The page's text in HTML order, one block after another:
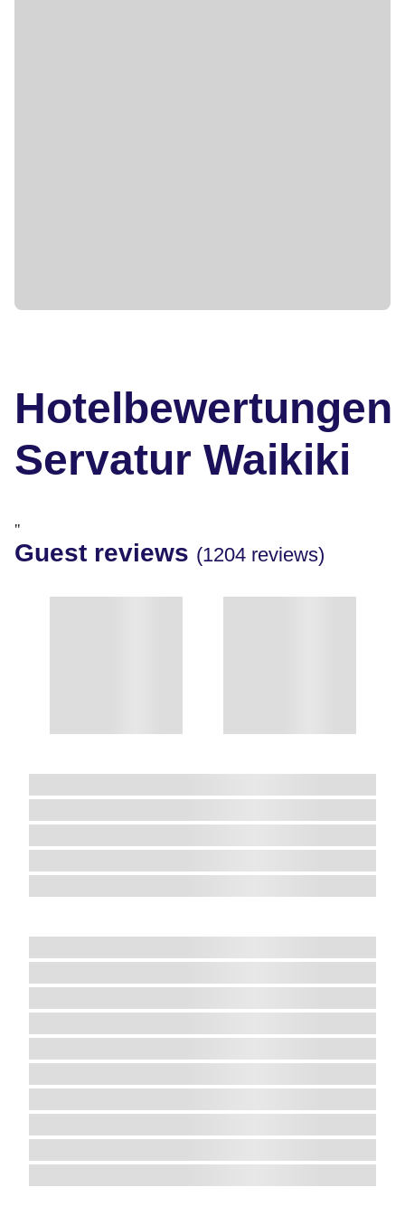
Hotelbewertungen
Servatur Waikiki
"
Guest reviews (1204 reviews)